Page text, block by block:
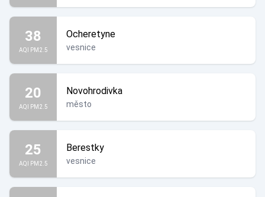
38
AQI PM2.5
Ocheretyne
vesnice
20
AQI PM2.5
Novohrodivka
město
25
AQI PM2.5
Berestky
vesnice